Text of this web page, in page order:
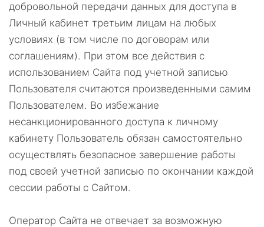
добровольной передачи данных для доступа в
Личный кабинет третьим лицам на любых
условиях (в том числе по договорам или
соглашениям). При этом все действия с
использованием Сайта под учетной записью
Пользователя считаются произведенными самим
Пользователем. Во избежание
несанкционированного доступа к личному
кабинету Пользователь обязан самостоятельно
осуществлять безопасное завершение работы
под своей учетной записью по окончании каждой
сессии работы с Сайтом.
Оператор Сайта не отвечает за возможную